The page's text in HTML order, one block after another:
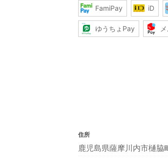
FamiPay iD
ゆうちょPay
住所
鹿児島県薩摩川内市樋脇